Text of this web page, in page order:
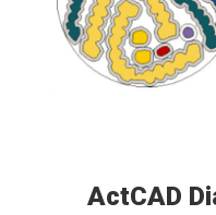
ActCAD